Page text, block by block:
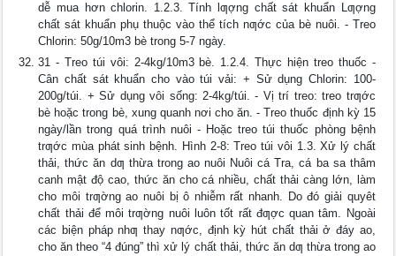
dễ mua hơn chlorin. 1.2.3. Tính lƣợng chất sát khuẩn Lƣợng
chất sát khuẩn phụ thuộc vào thể tích nƣớc của bè nuôi. - Treo
Chlorin: 50g/10m3 bè trong 5-7 ngày.
31 - Treo túi vôi: 2-4kg/10m3 bè. 1.2.4. Thực hiện treo thuốc -
Cân chất sát khuẩn cho vào túi vải: + Sử dụng Chlorin: 100-
200g/túi. + Sử dụng vôi sống: 2-4kg/túi. - Vị trí treo: treo trƣớc
bè hoặc trong bè, xung quanh nơi cho ăn. - Treo thuốc định kỳ 15
ngày/lần trong quá trình nuôi - Hoặc treo túi thuốc phòng bệnh
trƣớc mùa phát sinh bệnh. Hình 2-8: Treo túi vôi 1.3. Xử lý chất
thải, thức ăn dƣ thừa trong ao nuôi Nuôi cá Tra, cá ba sa thâm
canh mật độ cao, thức ăn cho cá nhiều, chất thải càng lớn, làm
cho môi trƣờng ao nuôi bị ô nhiễm rất nhanh. Do đó giải quyêt
chất thải để môi trƣờng nuôi luôn tốt rất đƣợc quan tâm. Ngoài
các biện pháp nhƣ thay nƣớc, định kỳ hút chất thải ở đáy ao,
cho ăn theo “4 đúng” thì xử lý chất thải, thức ăn dƣ thừa trong ao